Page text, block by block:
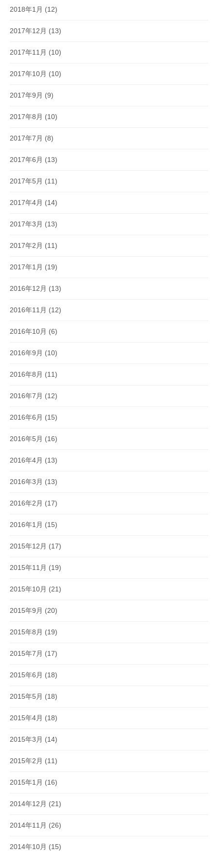
2018年1月 (12)
2017年12月 (13)
2017年11月 (10)
2017年10月 (10)
2017年9月 (9)
2017年8月 (10)
2017年7月 (8)
2017年6月 (13)
2017年5月 (11)
2017年4月 (14)
2017年3月 (13)
2017年2月 (11)
2017年1月 (19)
2016年12月 (13)
2016年11月 (12)
2016年10月 (6)
2016年9月 (10)
2016年8月 (11)
2016年7月 (12)
2016年6月 (15)
2016年5月 (16)
2016年4月 (13)
2016年3月 (13)
2016年2月 (17)
2016年1月 (15)
2015年12月 (17)
2015年11月 (19)
2015年10月 (21)
2015年9月 (20)
2015年8月 (19)
2015年7月 (17)
2015年6月 (18)
2015年5月 (18)
2015年4月 (18)
2015年3月 (14)
2015年2月 (11)
2015年1月 (16)
2014年12月 (21)
2014年11月 (26)
2014年10月 (15)